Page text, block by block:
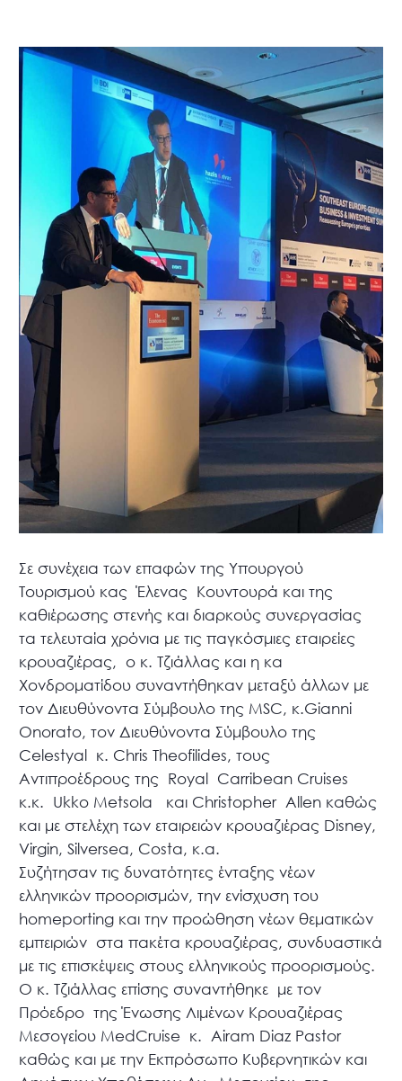
Σε συνέχεια των επαφών της Υπουργού
Τουρισμού κας Έλενας Κουντουρά και της
καθιέρωσης στενής και διαρκούς συνεργασίας
τα τελευταία χρόνια με τις παγκόσμιες εταιρείες
κρουαζιέρας, ο κ. Τζιάλλας και η κα
Χονδροματίδου συναντήθηκαν μεταξύ άλλων με
τον Διευθύνοντα Σύμβουλο της MSC, κ.Gianni
Onorato, τον Διευθύνοντα Σύμβουλο της
Celestyal κ. Chris Theofilides, τους
Αντιπροέδρους της Royal Carribean Cruises
κ.κ. Ukko Metsola και Christopher Allen καθώς
και με στελέχη των εταιρειών κρουαζιέρας Disney,
Virgin, Silversea, Costa, κ.α.
Συζήτησαν τις δυνατότητες ένταξης νέων
ελληνικών προορισμών, την ενίσχυση του
homeporting και την προώθηση νέων θεματικών
εμπειριών στα πακέτα κρουαζιέρας, συνδυαστικά
με τις επισκέψεις στους ελληνικούς προορισμούς.
Ο κ. Τζιάλλας επίσης συναντήθηκε με τον
Πρόεδρο της Ένωσης Λιμένων Κρουαζιέρας
Μεσογείου MedCruise κ. Airam Diaz Pastor
καθώς και με την Εκπρόσωπο Κυβερνητικών και